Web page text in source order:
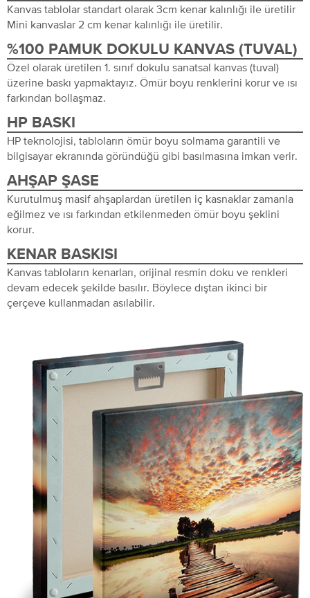
Kanvas tablolar standart olarak 3cm kenar kalınlığı ile üretilir
Mini kanvaslar 2 cm kenar kalınlığı ile üretilir.
%100 PAMUK DOKULU KANVAS (TUVAL)
Özel olarak üretilen 1. sınıf dokulu sanatsal kanvas (tuval)
üzerine baskı yapmaktayız. Ömür boyu renklerini korur ve ısı
farkından bollaşmaz.
HP BASKI
HP teknolojisi, tabloların ömür boyu solmama garantili ve
bilgisayar ekranında göründüğü gibi basılmasına imkan verir.
AHŞAP ŞASE
Kurutulmuş masif ahşaplardan üretilen iç kasnaklar zamanla
eğilmez ve ısı farkından etkilenmeden ömür boyu şeklini
korur.
KENAR BASKISI
Kanvas tabloların kenarları, orijinal resmin doku ve renkleri
devam edecek şekilde basılır. Böylece dıştan ikinci bir
çerçeve kullanmadan asılabilir.